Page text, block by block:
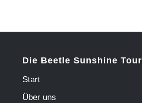
Die Beetle Sunshine Tour
Start
Über uns